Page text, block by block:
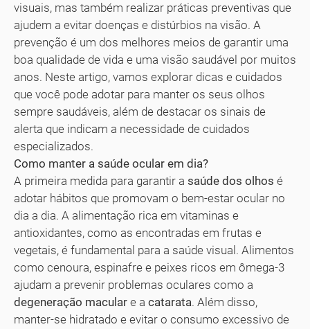
visuais, mas também realizar práticas preventivas que
ajudem a evitar doenças e distúrbios na visão. A
prevenção é um dos melhores meios de garantir uma
boa qualidade de vida e uma visão saudável por muitos
anos. Neste artigo, vamos explorar dicas e cuidados
que você pode adotar para manter os seus olhos
sempre saudáveis, além de destacar os sinais de
alerta que indicam a necessidade de cuidados
especializados.
Como manter a saúde ocular em dia?
A primeira medida para garantir a saúde dos olhos é
adotar hábitos que promovam o bem-estar ocular no
dia a dia. A alimentação rica em vitaminas e
antioxidantes, como as encontradas em frutas e
vegetais, é fundamental para a saúde visual. Alimentos
como cenoura, espinafre e peixes ricos em ômega-3
ajudam a prevenir problemas oculares como a
degeneração macular e a catarata. Além disso,
manter-se hidratado e evitar o consumo excessivo de